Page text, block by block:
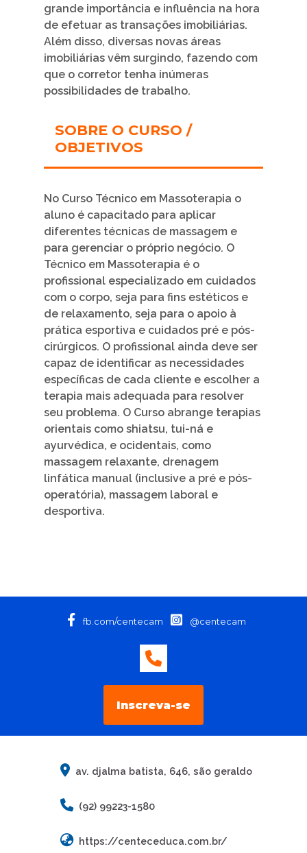
grande importância e influência na hora
de efetuar as transações imobiliárias.
Além disso, diversas novas áreas
imobiliárias vêm surgindo, fazendo com
que o corretor tenha inúmeras
possibilidades de trabalho.
SOBRE O CURSO /
OBJETIVOS
No Curso Técnico em Massoterapia o
aluno é capacitado para aplicar
diferentes técnicas de massagem e
para gerenciar o próprio negócio. O
Técnico em Massoterapia é o
profissional especializado em cuidados
com o corpo, seja para fins estéticos e
de relaxamento, seja para o apoio à
prática esportiva e cuidados pré e pós-
cirúrgicos. O profissional ainda deve ser
capaz de identificar as necessidades
específicas de cada cliente e escolher a
terapia mais adequada para resolver
seu problema. O Curso abrange terapias
orientais como shiatsu, tui-ná e
ayurvédica, e ocidentais, como
massagem relaxante, drenagem
linfática manual (inclusive a pré e pós-
operatória), massagem laboral e
desportiva.
fb.com/centecam @centecam
Inscreva-se
av. djalma batista, 646, são geraldo
(92) 99223-1580
https://centeceduca.com.br/